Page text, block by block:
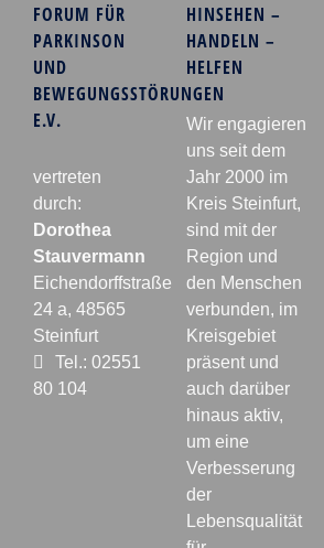
FORUM FÜR
PARKINSON
UND
BEWEGUNGSSTÖRUNGEN
E.V.
vertreten
durch:
Dorothea
Stauvermann
Eichendorffstraße
24 a, 48565
Steinfurt
Tel.: 02551
80 104
HINSEHEN –
HANDELN –
HELFEN
Wir engagieren
uns seit dem
Jahr 2000 im
Kreis Steinfurt,
sind mit der
Region und
den Menschen
verbunden, im
Kreisgebiet
präsent und
auch darüber
hinaus aktiv,
um eine
Verbesserung
der
Lebensqualität